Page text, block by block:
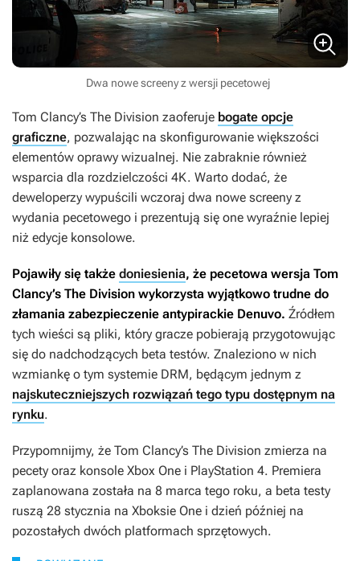
Dwa nowe screeny z wersji pecetowej
Tom Clancy’s The Division zaoferuje bogate opcje
graficzne, pozwalając na skonfigurowanie większości
elementów oprawy wizualnej. Nie zabraknie również
wsparcia dla rozdzielczości 4K. Warto dodać, że
deweloperzy wypuścili wczoraj dwa nowe screeny z
wydania pecetowego i prezentują się one wyraźnie lepiej
niż edycje konsolowe.
Pojawiły się także doniesienia, że pecetowa wersja Tom
Clancy’s The Division wykorzysta wyjątkowo trudne do
złamania zabezpieczenie antypirackie Denuvo. Źródłem
tych wieści są pliki, który gracze pobierają przygotowując
się do nadchodzących beta testów. Znaleziono w nich
wzmiankę o tym systemie DRM, będącym jednym z
najskuteczniejszych rozwiązań tego typu dostępnym na
rynku.
Przypomnijmy, że Tom Clancy’s The Division zmierza na
pecety oraz konsole Xbox One i PlayStation 4. Premiera
zaplanowana została na 8 marca tego roku, a beta testy
ruszą 28 stycznia na Xboksie One i dzień później na
pozostałych dwóch platformach sprzętowych.